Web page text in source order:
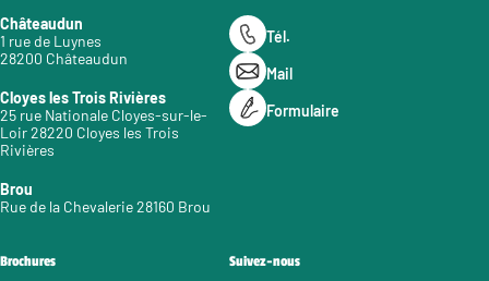
Châteaudun
1 rue de Luynes
28200 Châteaudun
Cloyes les Trois Rivières
25 rue Nationale Cloyes-sur-le-
Loir 28220 Cloyes les Trois
Rivières
Brou
Rue de la Chevalerie 28160 Brou
Tél.
Mail
Formulaire
Brochures Suivez-nous